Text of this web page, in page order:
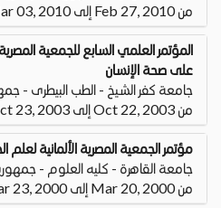
من Feb 27, 2010 إلى Mar 03, 2010
المؤتمر العلمي السابع للجمعية
على صحة الإنسان
جامعة كفر الشيخ - الطب البيطرى -
من Oct 22, 2003 إلى Oct 23, 2003
مؤتمر الجمعية المصرية الألمانية لعلم
جامعة القاهرة - كليه العلوم -
من Mar 20, 2000 إلى Mar 23, 2000